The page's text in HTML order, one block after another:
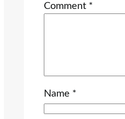
Comment *
Name *